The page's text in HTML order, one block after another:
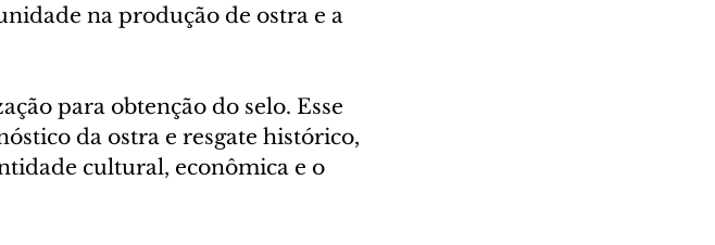
na produção de ostra e a
para obtenção do selo. Esse
da ostra e resgate histórico,
cultural, econômica e o